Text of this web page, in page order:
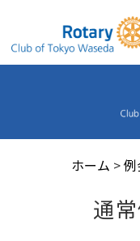
ホーム >例
通